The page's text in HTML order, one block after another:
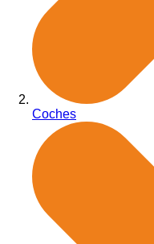
Coches